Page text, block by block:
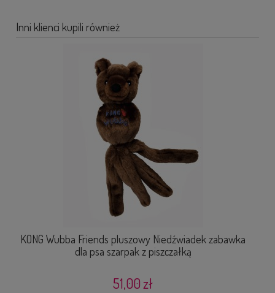
Inni klienci kupili również
KONG Wubba Friends pluszowy Niedźwiadek zabawka
dla psa szarpak z piszczałką
51,00 zł